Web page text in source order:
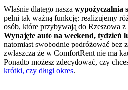
Właśnie dlatego nasza wypożyczalnia
pełni tak ważną funkcję: realizujemy
osób, które przybywają do Rzeszowa
Wynajęte auto na weekend, tydzień
natomiast swobodnie podróżować bez
zwłaszcza że w ComfortRent nie ma
Ponadto możesz zdecydować, czy
krótki, czy długi okres.